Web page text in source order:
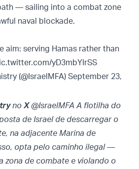
— sailing into a combat zone
naval blockade.
aim: serving Hamas rather than
yD3mbYIrSS
(@IsraelMFA) September 23,
no X@IsraelMFA A flotilha do
de Israel de descarregar o
na adjacente Marina de
opta pelo caminho ilegal —
zona de combate e violando o